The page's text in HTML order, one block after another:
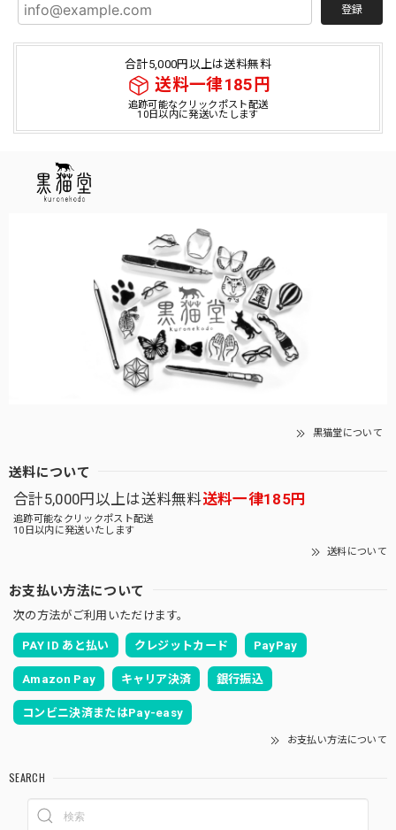
登録
合計5,000円以上は送料無料
送料一律185円
追跡可能なクリックポスト配送
10日以内に発送いたします
黒猫堂について
送料について
合計5,000円以上は送料無料送料一律185円
追跡可能なクリックポスト配送
10日以内に発送いたします
送料について
お支払い方法について
次の方法がご利用いただけます。
PAY ID あと払い クレジットカード PayPay
Amazon Pay キャリア決済 銀行振込
コンビニ決済またはPay-easy
お支払い方法について
SEARCH